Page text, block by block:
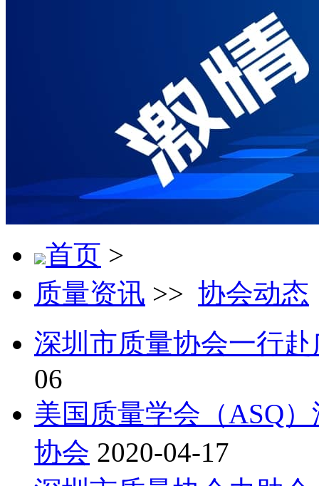
首页 >
质量资讯 >> 协会动态
深圳市质量协会一行
06
美国质量学会（ASQ
协会 2020-04-17